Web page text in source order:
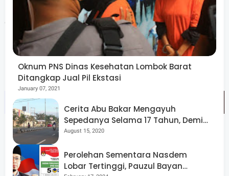
membangun jati diri secara personal tanpa melihat kiri
dan kanan, bangunlah jati diri kita sendiri sehingga
menjadi pribadi yang lebih baik dan ikut berperan untuk
mewujudkan Lombok Barat yang maju, mandiri dan
berkeadilan," harapnya.
Pelaksanaan kegiatan ini juga menjadi bagian dari upaya
Oknum PNS Dinas Kesehatan Lombok Barat
Ditangkap Jual Pil Ekstasi
January 07, 2021
Cerita Abu Bakar Mengayuh
Sepedanya Selama 17 Tahun, Demi
Menggelorakan Kemerdekaan
August 15, 2020
Perolehan Sementara Nasdem
Lobar Tertinggi, Pauzul Bayan